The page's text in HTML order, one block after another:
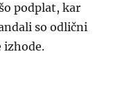
podplat, kar
so odlični
izhode.